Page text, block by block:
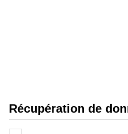
Récupération de